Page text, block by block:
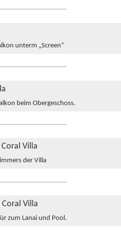
unterm „Screen“
beim Obergeschoss.
der Villa
zum Lanai und Pool.